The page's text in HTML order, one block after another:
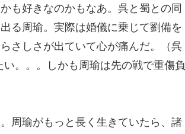
も好きなのかもなあ。呉と蜀との同
る周瑜。実際は婚儀に乗じて劉備を
さしさが出ていて心が痛んだ。（呉
。。。しかも周瑜は先の戦で重傷負
周瑜がもっと長く生きていたら、諸